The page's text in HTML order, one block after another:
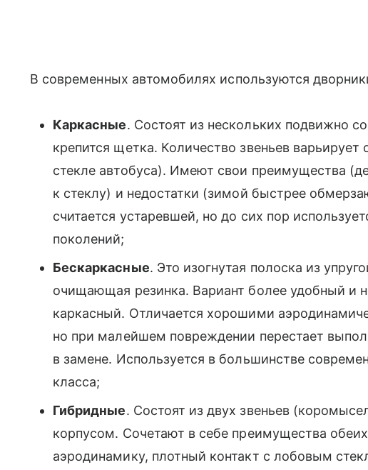
В современных автомобилях используются
Каркасные. Состоят из нескольких подвижно
крепится щетка. Количество звеньев
стекле автобуса). Имеют свои преимущества
к стеклу) и недостатки (зимой быстрее
считается устаревшей, но до сих пор
поколений;
Бескаркасные. Это изогнутая полоска из
очищающая резинка. Вариант более удобный и
каркасный. Отличается хорошими
но при малейшем повреждении перестает
в замене. Используется в большинстве
класса;
Гибридные. Состоят из двух звеньев
корпусом. Сочетают в себе преимущества
аэродинамику, плотный контакт с лобовым